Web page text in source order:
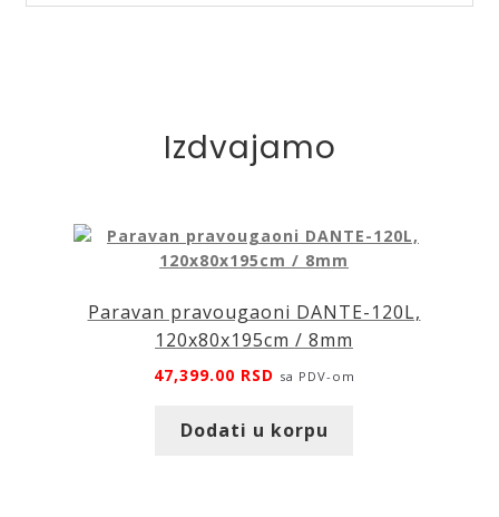
S287B-
Izdvajamo
Paravan pravougaoni DANTE-120L,
120x80x195cm / 8mm
47,399.00 RSD sa PDV-om
Dodati u korpu